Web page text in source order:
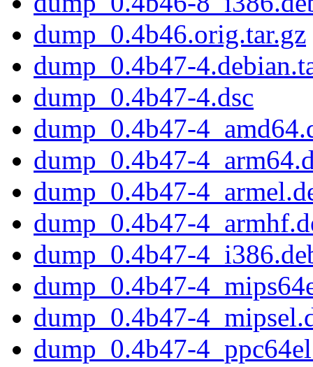
dump_0.4b46.orig.tar.gz
dump_0.4b47-
dump_0.4b47-4.dsc
dump_0.4b47-
dump_0.4b47-
dump_0.4b47-
dump_0.4b47-
dump_0.4b47-
dump_0.4b47-
dump_0.4b47-
dump_0.4b47-